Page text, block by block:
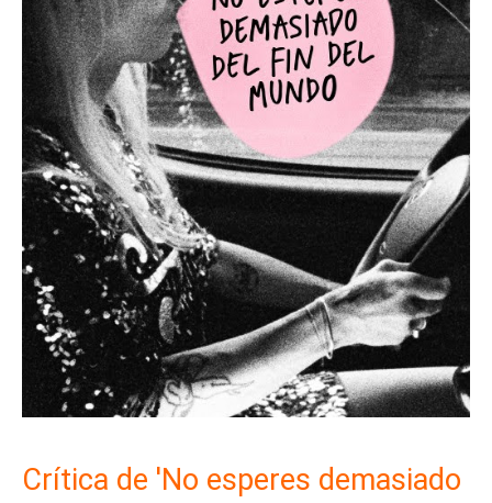
Crítica de 'No esperes demasiado